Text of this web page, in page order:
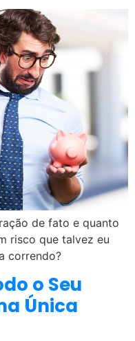
de fato e quanto
risco que talvez eu
correndo?
o Seu
Única